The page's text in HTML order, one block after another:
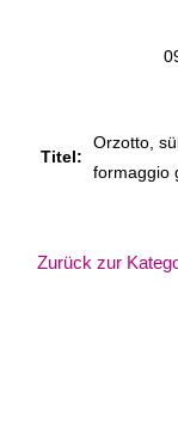
Titel:
Orzotto,
formaggio
Zurück zur